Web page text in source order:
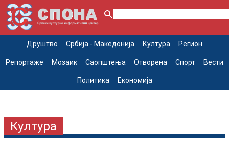
Друштво Србија - Македонија Култура Регион
Репортаже Мозаик Саопштења Отворена Спорт Вести
Политика Економија
Култура